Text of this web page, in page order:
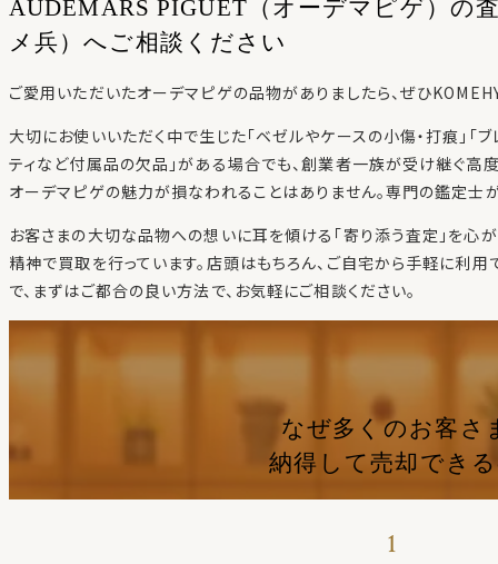
AUDEMARS PIGUET（オーデマピゲ）の
メ兵）へご相談ください
ご愛用いただいたオーデマピゲの品物がありましたら、ぜひ
大切にお使いいただく中で生じた「ベゼルやケースの小傷・打痕」「ブ
ティなど付属品の欠品」がある場合でも、創業者一族が受け継ぐ
オーデマピゲの魅力が損なわれることはありません。専門の鑑定士
お客さまの大切な品物への想いに耳を傾ける「寄り添う査定」を心が
精神で買取を行っています。店頭はもちろん、ご自宅から手軽に利
で、まずはご都合の良い方法で、お気軽にご相談ください。
なぜ多くのお客さ
納得して売却でき
1